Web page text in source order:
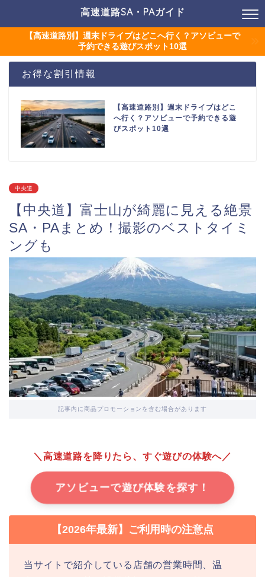
高速道路SA・PAガイド
【高速道路別】週末ドライブはどこへ行く？アソビューで
予約できる遊びスポット10選
お得な割引情報
【高速道路別】週末ドライブはどこ
へ行く？アソビューで予約できる遊
びスポット10選
中央道
【中央道】富士山が綺麗に見える絶景
SA・PAまとめ！撮影のベストタイミ
ングも
記事内に商品プロモーションを含む場合があります
＼高速道路を降りたら、すぐ遊びの体験へ／
アソビューで遊び体験を探す！
【2026年最新】ご利用時の注意点
当サイトで紹介している店舗の営業時間、温